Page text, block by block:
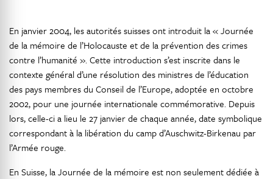
En janvier 2004, les autorités suisses ont introduit la « Journée
de la mémoire de l’Holocauste et de la prévention des crimes
contre l’humanité ». Cette introduction s’est inscrite dans le
contexte général d’une résolution des ministres de l’éducation
des pays membres du Conseil de l’Europe, adoptée en octobre
2002, pour une journée internationale commémorative. Depuis
lors, celle-ci a lieu le 27 janvier de chaque année, date symbolique
correspondant à la libération du camp d’Auschwitz-Birkenau par
l’Armée rouge.
En Suisse, la Journée de la mémoire est non seulement dédiée à